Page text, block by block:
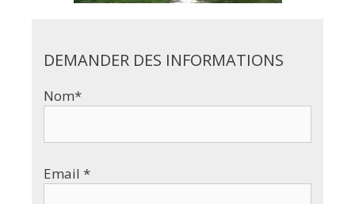
DEMANDER DES INFORMATIONS
Nom*
Email *